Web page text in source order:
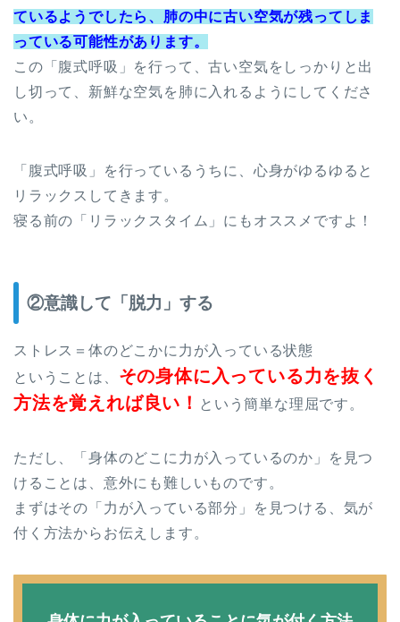
ているようでしたら、肺の中に古い空気が残ってしま
っている可能性があります。
この「腹式呼吸」を行って、古い空気をしっかりと出
し切って、新鮮な空気を肺に入れるようにしてくださ
い。
「腹式呼吸」を行っているうちに、心身がゆるゆると
リラックスしてきます。
寝る前の「リラックスタイム」にもオススメですよ！
②意識して「脱力」する
ストレス＝体のどこかに力が入っている状態
ということは、 その身体に入っている力を抜く
方法を覚えれば良い！
という簡単な理屈です。
ただし、「身体のどこに力が入っているのか」を見つ
けることは、意外にも難しいものです。
まずはその「力が入っている部分」を見つける、気が
付く方法からお伝えします。